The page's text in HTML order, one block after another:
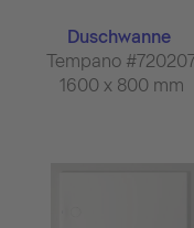
Duschwanne
Tempano
1600 x 800 mm